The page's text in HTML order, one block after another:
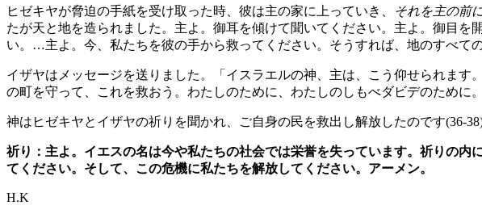
ヒゼキヤが脅迫の手紙を受け取った時、彼は主の家に上っていき、 それを主の前
たが天と地を造られました。主よ。御耳を傾けて聞いてください。主よ。御目
い。…主よ。今、私たちを彼の手から救ってください。そうすれば、地のすべて
イザヤはメッセージを送りました。「イスラエルの神、主は、こう仰せられます
の町を守って、これを救おう。わたしのために、わたしのしもべダビデのために。
神はヒゼキヤとイザヤの祈りを聞かれ、ご自身の民を救出し解放したのです(36-38)
祈り：主よ。イエスの名は今や私たちの社会では栄誉を失っています。祈りの
てください。そして、この危機に私たちを解放してください。アーメン。
H.K